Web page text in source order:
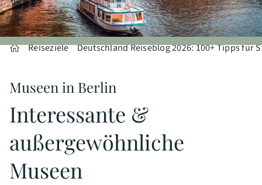
Reiseziele Deutschland Reiseblog 2026: 100+ Tipps für
Museen in Berlin
Interessante &
außergewöhnliche
Museen